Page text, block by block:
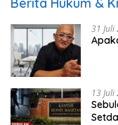
Berita Hukum &
31 Juli
13